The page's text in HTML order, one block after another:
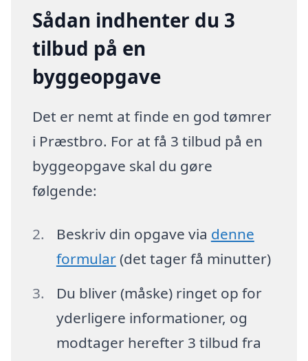
Sådan indhenter du 3
tilbud på en
byggeopgave
Det er nemt at finde en god tømrer
i Præstbro. For at få 3 tilbud på en
byggeopgave skal du gøre
følgende:
Beskriv din opgave via denne
formular(det tager få minutter)
Du bliver (måske) ringet op for
yderligere informationer, og
modtager herefter 3 tilbud fra